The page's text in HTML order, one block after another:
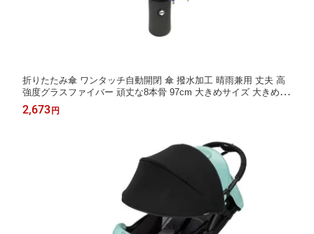
折りたたみ傘 ワンタッチ自動開閉 傘 撥水加工 晴雨兼用 丈夫 高
強度グラスファイバー 頑丈な8本骨 97cm 大きめサイズ 大きめ 収
納ポーチ 折り畳み式 折り畳み傘 メンズ レディース 軽量 …
2,673 円